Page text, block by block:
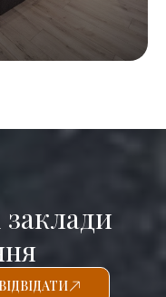
заклади